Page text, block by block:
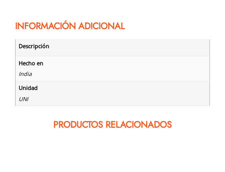
INFORMACIÓN ADICIONAL
Descripción
Hecho en
India
Unidad
UNI
PRODUCTOS RELACIONADOS